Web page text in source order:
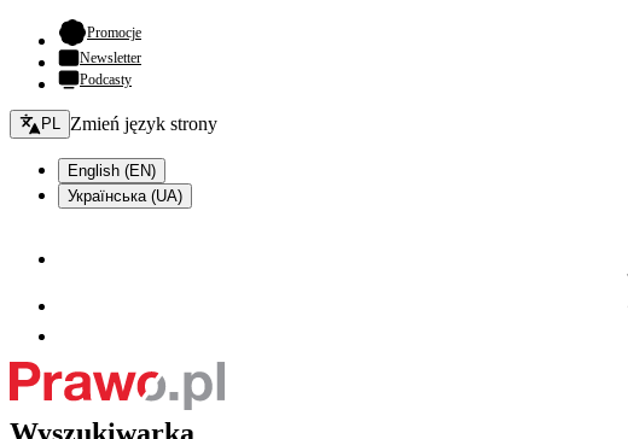
Promocje- otwiera się w nowej karcie
Newsletter
Podcasty
Zmień język - bieżący:
PL Zmień język strony
English (EN)
Українська (UA)